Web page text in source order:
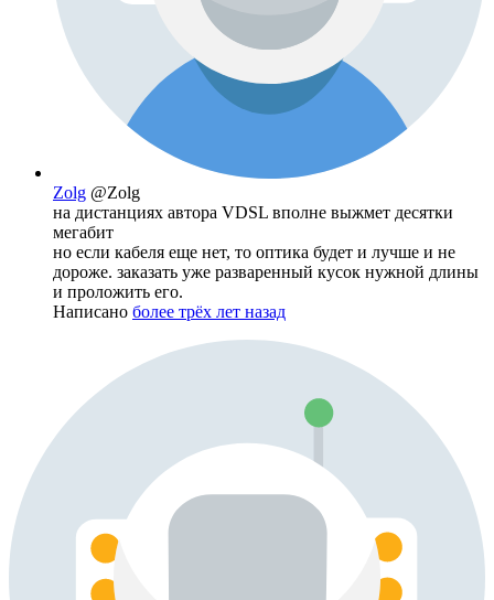
Zolg @Zolg
на дистанциях автора VDSL вполне выжмет десятки
мегабит
но если кабеля еще нет, то оптика будет и лучше и не
дороже. заказать уже разваренный кусок нужной длины
и проложить его.
Написано более трёх лет назад